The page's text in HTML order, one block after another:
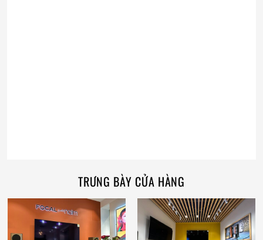
TRƯNG BÀY CỬA HÀNG